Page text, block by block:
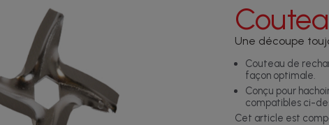
Une découpe
Couteau de
façon optimale.
Conçu pour
compatibles ci-
Cet article est